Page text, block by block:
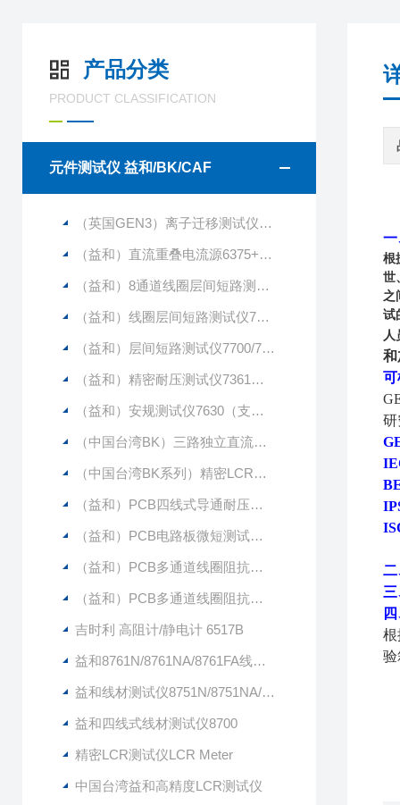
产品分类
PRODUCT CLASSIFICATION
元件测试仪 益和/BK/CAF
（英国GEN3）离子迁移测试仪CAF2（256通道）（1250V）
（益和）直流重叠电流源6375+6220
（益和）8通道线圈层间短路测试仪7720
（益和）线圈层间短路测试仪7710
（益和）层间短路测试仪7700/7710/7720
（益和）精密耐压测试仪7361（支持多通道）
（益和）安规测试仪7630（支持多通道测试）
（中国台湾BK）三路独立直流电源LPS505N-MO（原 茂迪品牌）
（中国台湾BK系列）精密LCR表 BK891（20HZ-300KHZ）（原 茂迪品牌）
（益和）PCB四线式导通耐压测试仪9331
（益和）PCB电路板微短测试仪9333+6420
（益和）PCB多通道线圈阻抗测试仪9332-64
（益和）PCB多通道线圈阻抗测试仪9332-48
吉时利 高阻计/静电计 6517B
益和8761N/8761NA/8761FA线材测试仪
益和线材测试仪8751N/8751NA/8751FA
益和四线式线材测试仪8700
精密LCR测试仪LCR Meter
中国台湾益和高精度LCR测试仪
一
根
世
之
试
人
和
可
研
二
根
验